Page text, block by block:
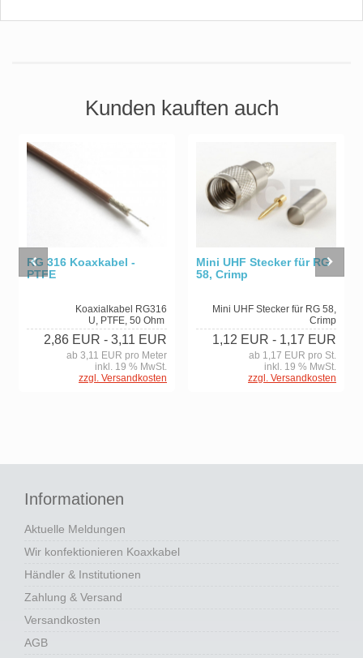
Kunden kauften auch
RG 316 Koaxkabel -
PTFE
Koaxialkabel RG316
U, PTFE, 50 Ohm
2,86 EUR - 3,11 EUR
ab 3,11 EUR pro Meter
inkl. 19 % MwSt.
zzgl. Versandkosten
Mini UHF Stecker für RG
58, Crimp
Mini UHF Stecker für RG 58,
Crimp
1,12 EUR - 1,17 EUR
ab 1,17 EUR pro St.
inkl. 19 % MwSt.
zzgl. Versandkosten
Informationen
Aktuelle Meldungen
Wir konfektionieren Koaxkabel
Händler & Institutionen
Zahlung & Versand
Versandkosten
AGB